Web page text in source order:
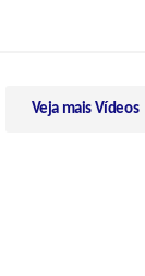
Veja mais Vídeos